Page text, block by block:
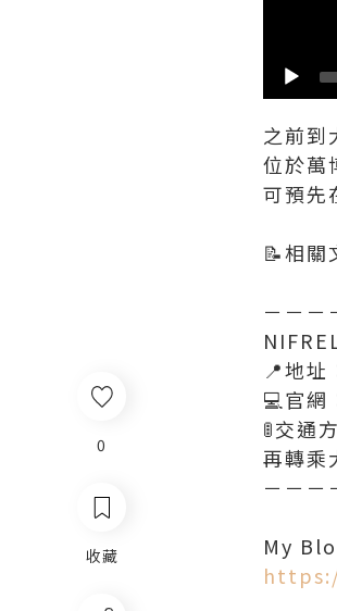
0
收藏
之前到
位於萬
可預先
📝相關
－－－
📍地
💻官網
🚦交通
再轉乘
－－－